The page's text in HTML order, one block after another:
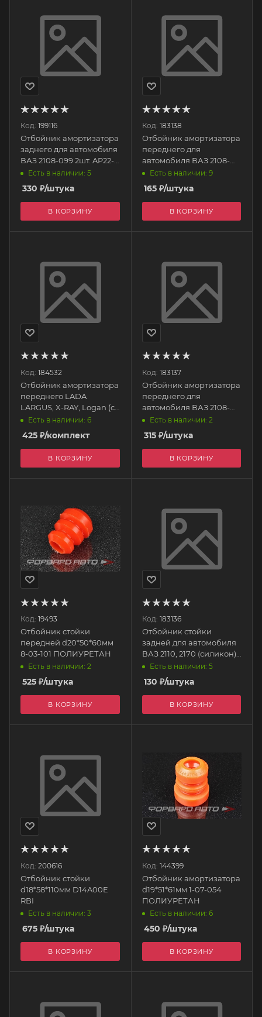
Код: 199116
Отбойник амортизатора
заднего для автомобиля
ВАЗ 2108-099 2шт. AP22-
108 HOLA
Есть в наличии: 5
330 ₽/штука
В КОРЗИНУ
Код: 183138
Отбойник амортизатора
переднего для
автомобиля ВАЗ 2108-
099 (силикон) 2108-
2902816 БРТ
Есть в наличии: 9
165₽/штука
В КОРЗИНУ
Код: 184532
Отбойник амортизатора
переднего LADA
LARGUS, X-RAY, Logan (с
пыльником, на одну
стойку) 6001549290РИ
БРТ
Есть в наличии: 6
425 ₽/комплект
В КОРЗИНУ
Код: 183137
Отбойник амортизатора
переднего для
автомобиля ВАЗ 2108-
099 (пенополиуретан)
2108-2902816-01 ПИК
Есть в наличии: 2
315₽/штука
В КОРЗИНУ
Код: 19493
Отбойник стойки
передней d20*50*60мм
8-03-101 ПОЛИУРЕТАН
Есть в наличии: 2
525 ₽/штука
В КОРЗИНУ
Код: 183136
Отбойник стойки
задней для автомобиля
ВАЗ 2110, 2170 (силикон)
2110-ОЗС БРТ
Есть в наличии: 5
130 ₽/штука
В КОРЗИНУ
Код: 200616
Отбойник стойки
d18*58*110мм D14A00E
RBI
Есть в наличии: 3
675 ₽/штука
В КОРЗИНУ
Код: 144399
Отбойник амортизатора
d19*51*61мм 1-07-054
ПОЛИУРЕТАН
Есть в наличии: 6
450 ₽/штука
В КОРЗИНУ